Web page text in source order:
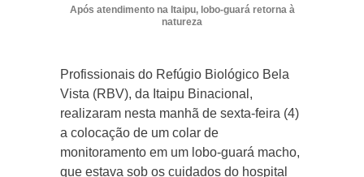
Após atendimento na Itaipu, lobo-guará retorna à
natureza
Profissionais do Refúgio Biológico Bela
Vista (RBV), da Itaipu Binacional,
realizaram nesta manhã de sexta-feira (4)
a colocação de um colar de
monitoramento em um lobo-guará macho,
que estava sob os cuidados do hospital